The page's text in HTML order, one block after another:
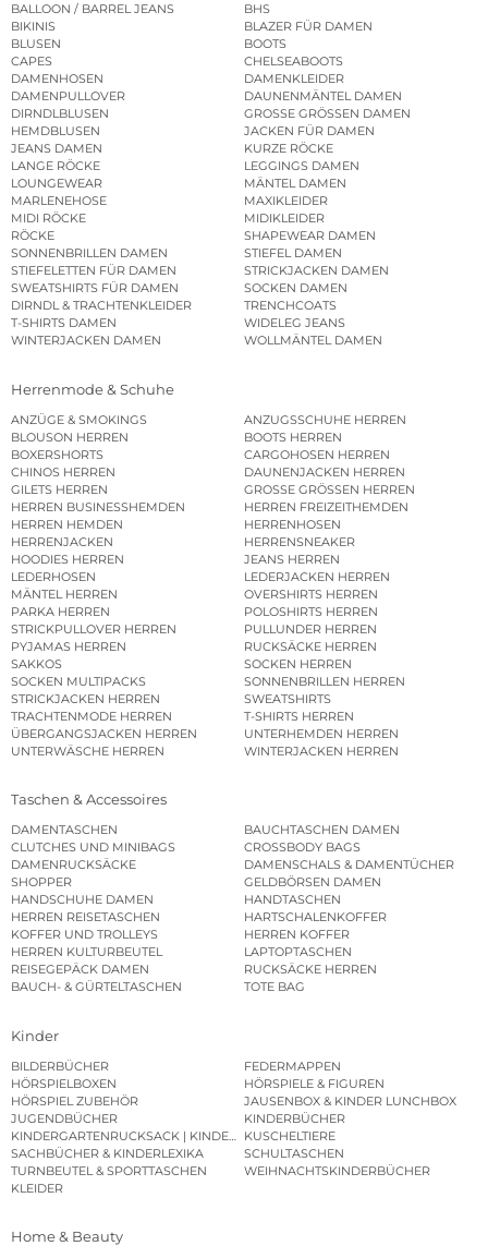
BALLOON / BARREL JEANS
BHS
BIKINIS
BLAZER FÜR DAMEN
BLUSEN
BOOTS
CAPES
CHELSEABOOTS
DAMENHOSEN
DAMENKLEIDER
DAMENPULLOVER
DAUNENMÄNTEL DAMEN
DIRNDLBLUSEN
GROSSE GRÖSSEN DAMEN
HEMDBLUSEN
JACKEN FÜR DAMEN
JEANS DAMEN
KURZE RÖCKE
LANGE RÖCKE
LEGGINGS DAMEN
LOUNGEWEAR
MÄNTEL DAMEN
MARLENEHOSE
MAXIKLEIDER
MIDI RÖCKE
MIDIKLEIDER
RÖCKE
SHAPEWEAR DAMEN
SONNENBRILLEN DAMEN
STIEFEL DAMEN
STIEFELETTEN FÜR DAMEN
STRICKJACKEN DAMEN
SWEATSHIRTS FÜR DAMEN
SOCKEN DAMEN
DIRNDL & TRACHTENKLEIDER
TRENCHCOATS
T-SHIRTS DAMEN
WIDELEG JEANS
WINTERJACKEN DAMEN
WOLLMÄNTEL DAMEN
Herrenmode & Schuhe
ANZÜGE & SMOKINGS
ANZUGSSCHUHE HERREN
BLOUSON HERREN
BOOTS HERREN
BOXERSHORTS
CARGOHOSEN HERREN
CHINOS HERREN
DAUNENJACKEN HERREN
GILETS HERREN
GROSSE GRÖSSEN HERREN
HERREN BUSINESSHEMDEN
HERREN FREIZEITHEMDEN
HERREN HEMDEN
HERRENHOSEN
HERRENJACKEN
HERRENSNEAKER
HOODIES HERREN
JEANS HERREN
LEDERHOSEN
LEDERJACKEN HERREN
MÄNTEL HERREN
OVERSHIRTS HERREN
PARKA HERREN
POLOSHIRTS HERREN
STRICKPULLOVER HERREN
PULLUNDER HERREN
PYJAMAS HERREN
RUCKSÄCKE HERREN
SAKKOS
SOCKEN HERREN
SOCKEN MULTIPACKS
SONNENBRILLEN HERREN
STRICKJACKEN HERREN
SWEATSHIRTS
TRACHTENMODE HERREN
T-SHIRTS HERREN
ÜBERGANGSJACKEN HERREN
UNTERHEMDEN HERREN
UNTERWÄSCHE HERREN
WINTERJACKEN HERREN
Taschen & Accessoires
DAMENTASCHEN
BAUCHTASCHEN DAMEN
CLUTCHES UND MINIBAGS
CROSSBODY BAGS
DAMENRUCKSÄCKE
DAMENSCHALS & DAMENTÜCHER
SHOPPER
GELDBÖRSEN DAMEN
HANDSCHUHE DAMEN
HANDTASCHEN
HERREN REISETASCHEN
HARTSCHALENKOFFER
KOFFER UND TROLLEYS
HERREN KOFFER
HERREN KULTURBEUTEL
LAPTOPTASCHEN
REISEGEPÄCK DAMEN
RUCKSÄCKE HERREN
BAUCH- & GÜRTELTASCHEN
TOTE BAG
Kinder
BILDERBÜCHER
FEDERMAPPEN
HÖRSPIELBOXEN
HÖRSPIELE & FIGUREN
HÖRSPIEL ZUBEHÖR
JAUSENBOX & KINDER LUNCHBOX
JUGENDBÜCHER
KINDERBÜCHER
KINDERGARTENRUCKSACK | KINDERGARTENBEUTEL
KUSCHELTIERE
SACHBÜCHER & KINDERLEXIKA
SCHULTASCHEN
TURNBEUTEL & SPORTTASCHEN
WEIHNACHTSKINDERBÜCHER
KLEIDER
Home & Beauty